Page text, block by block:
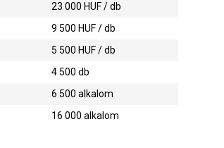
23 000 HUF / db
9 500 HUF / db
5 500 HUF / db
4 500 db
6 500 alkalom
16 000 alkalom